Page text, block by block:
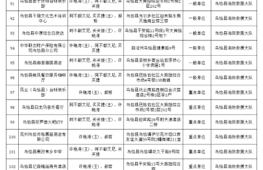
打印本页 关闭窗口
各县（市）网站 媒体
地州市政府 区政府部门
省区市政府 国家部委局